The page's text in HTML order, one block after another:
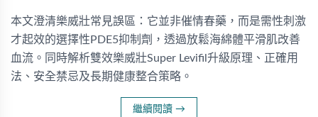
本文澄清樂威壯常見誤區：它並非催情春藥，而是需性刺激
才起效的選擇性PDE5抑制劑，透過放鬆海綿體平滑肌改善
血流。同時解析雙效樂威壯Super Levifil升級原理、正確用
法、安全禁忌及長期健康整合策略。
繼續閱讀 →